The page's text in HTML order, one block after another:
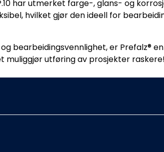
har utmerket farge-, glans- og
hvilket gjør den ideell for
bearbeidingsvennlighet, er Prefalz®
muliggjør utføring av prosjekter raskere!